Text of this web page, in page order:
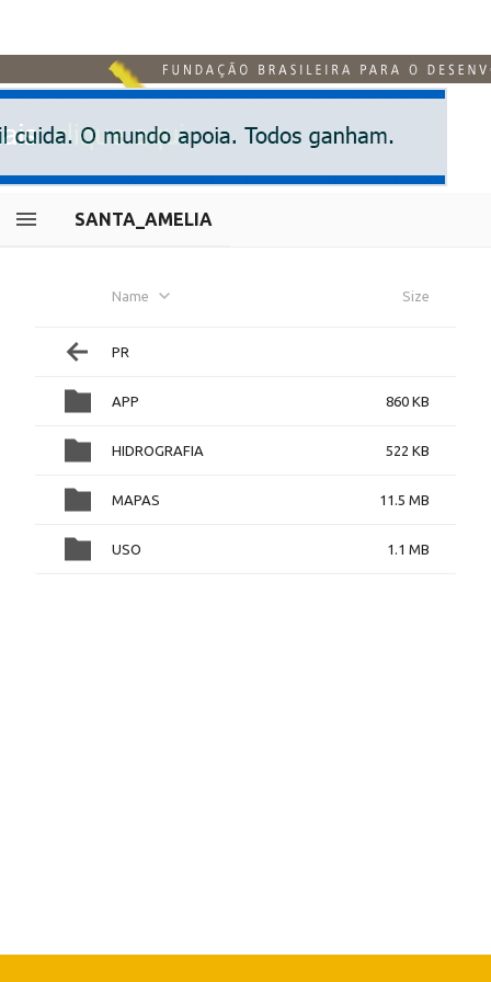
SANTA_AMELIA
Name Size
PR
APP 860 KB
HIDROGRAFIA 522 KB
MAPAS 11.5 MB
USO 1.1 MB